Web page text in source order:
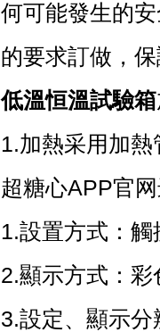
何可能發生的安
的要求訂做，保
低溫恒溫試驗箱
1.加熱采用加熱
超糖心APP官
1.設置方式：
2.顯示方式
3.設定、顯示